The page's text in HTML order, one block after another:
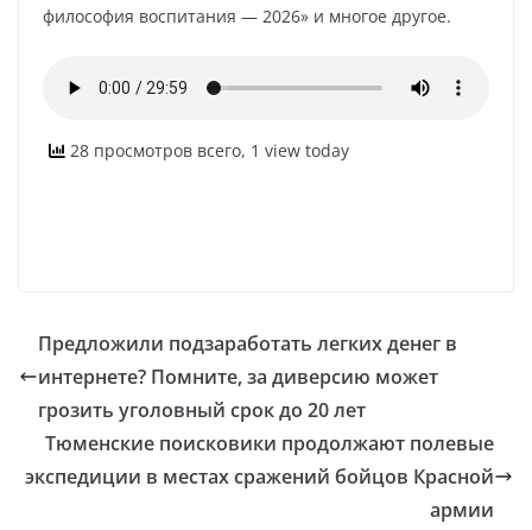
философия воспитания — 2026» и многое другое.
28 просмотров всего, 1 view today
Предложили подзаработать легких денег в
интернете? Помните, за диверсию может
грозить уголовный срок до 20 лет
Тюменские поисковики продолжают полевые
экспедиции в местах сражений бойцов Красной
армии